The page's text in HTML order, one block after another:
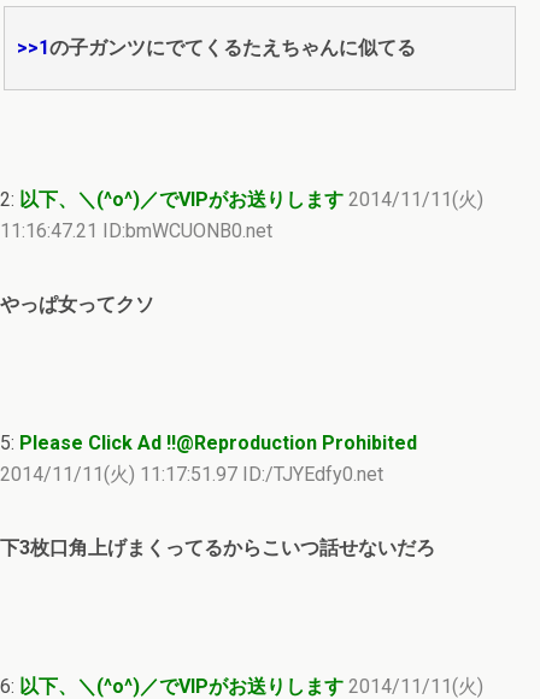
>>1の子ガンツにでてくるたえちゃんに似てる
2: 以下、＼(^o^)／でVIPがお送りします 2014/11/11(火)
11:16:47.21 ID:bmWCUONB0.net
やっぱ女ってクソ
5: Please Click Ad !!@Reproduction Prohibited
2014/11/11(火) 11:17:51.97 ID:/TJYEdfy0.net
下3枚口角上げまくってるからこいつ話せないだろ
6: 以下、＼(^o^)／でVIPがお送りします 2014/11/11(火)